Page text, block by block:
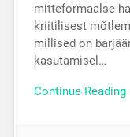
mitteformaalse
kriitilisest
millised on
kasutamisel…
Continue